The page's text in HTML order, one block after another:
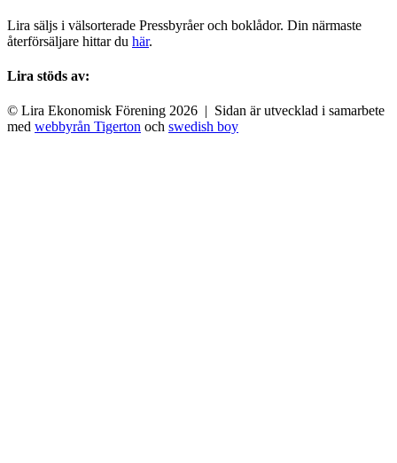
Lira säljs i välsorterade Pressbyråer och boklådor. Din närmaste
återförsäljare hittar du här.
Lira stöds av:
© Lira Ekonomisk Förening 2026 | Sidan är utvecklad i samarbete
med webbyrån Tigerton och swedish boy